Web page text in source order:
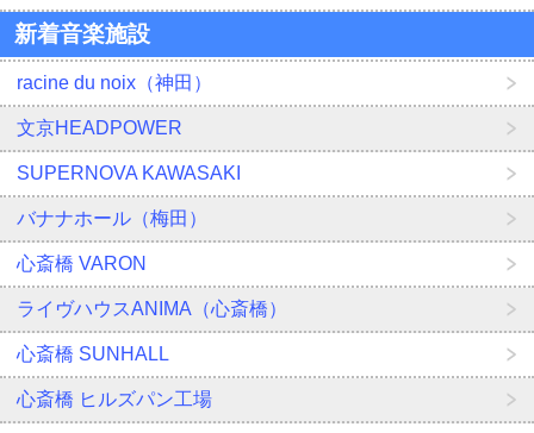
新着音楽施設
racine du noix（神田）
文京HEADPOWER
SUPERNOVA KAWASAKI
バナナホール（梅田）
心斎橋 VARON
ライヴハウスANIMA（心斎橋）
心斎橋 SUNHALL
心斎橋 ヒルズパン工場